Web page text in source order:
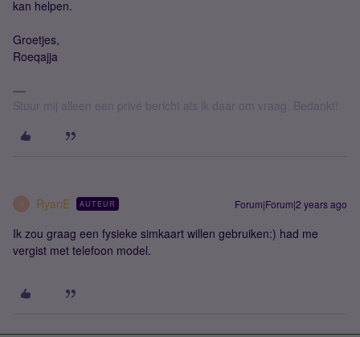
kan helpen.
Groetjes,
Roeqajja
Stuur mij alleen een privé bericht als ik daar om vraag. Bedankt!
R RyanE AUTEUR Forum|Forum|2 years ago
Ik zou graag een fysieke simkaart willen gebruiken:) had me
vergist met telefoon model.